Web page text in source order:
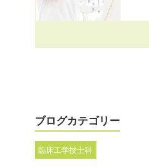
ブログカテゴリー
臨床工学技士科